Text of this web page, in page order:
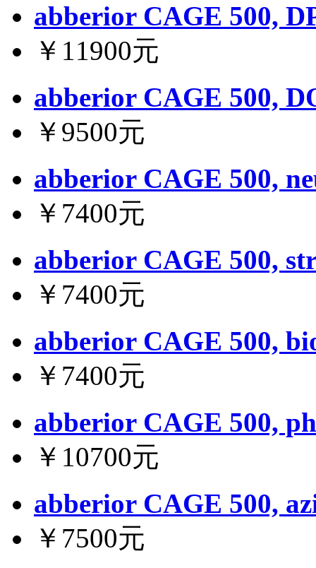
abberior CAGE 500,
￥11900元
abberior CAGE 500,
￥9500元
abberior CAGE 500,
￥7400元
abberior CAGE 500,
￥7400元
abberior CAGE 500,
￥7400元
abberior CAGE 500,
￥10700元
abberior CAGE 500,
￥7500元